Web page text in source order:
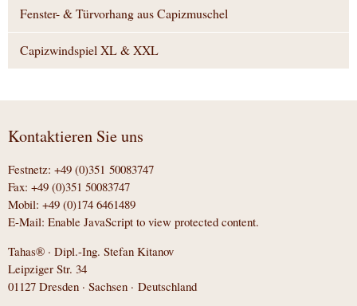
Fenster- & Türvorhang aus Capizmuschel
Capizwindspiel XL & XXL
Kontaktieren Sie uns
Festnetz: +49 (0)351 50083747
Fax: +49 (0)351 50083747
Mobil: +49 (0)174 6461489
E-Mail: Enable JavaScript to view protected content.
Tahas® · Dipl.-Ing. Stefan Kitanov
Leipziger Str. 34
01127 Dresden · Sachsen · Deutschland